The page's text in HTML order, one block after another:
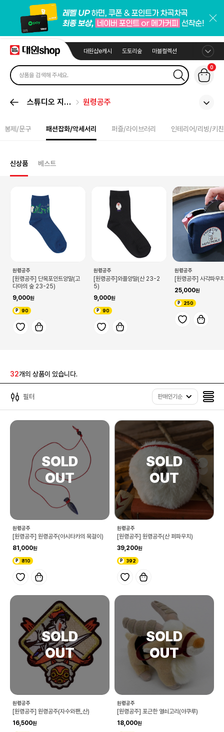
대원샵e캐시 도토리숲 마블컬렉션
0
스튜디오 지브
원령공주
봉제/문구 패션잡화/악세서리 퍼즐/라이브러리 인테리어/리빙/키친
신상품 베스트
원령공주
[원령공주] 단목포인트양말(고
다마의 숲 23-25)
9,000
90
원령공주
[원령공주]와플양말(산 23-2
5)
9,000
90
원령공주
[원령공주] 사각파우
25,000
250
32개의 상품이 있습니다.
필터 판매인기순
원령공주
[원령공주] 원령공주(아시타카의 목걸이)
81,000
810
원령공주
[원령공주] 원령공주(산 퍼파우치)
39,200
392
원령공주
[원령공주] 원령공주(자수와팬_산)
16,500
원령공주
[원령공주] 포근한 열쇠고리(야쿠루)
18,000